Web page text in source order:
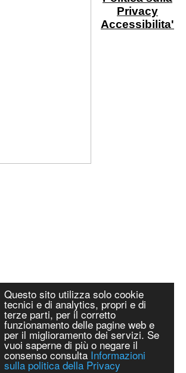
Questo sito utilizza solo cookie
tecnici e di analytics, propri e di
terze parti, per il corretto
funzionamento delle pagine web e
per il miglioramento dei servizi. Se
vuoi saperne di più o negare il
consenso consulta Informazioni
sulla politica della Privacy
Privacy
Accessibilita'